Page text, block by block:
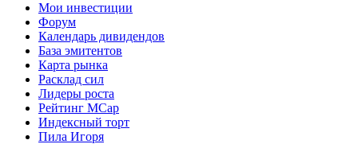
Мои инвестиции
Форум
Календарь дивидендов
База эмитентов
Карта рынка
Расклад сил
Лидеры роста
Рейтинг MCap
Индексный торт
Пила Игоря